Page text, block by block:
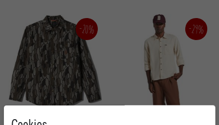
-20%
BRIXTON HERREN HEMD BUILDERS
-29%